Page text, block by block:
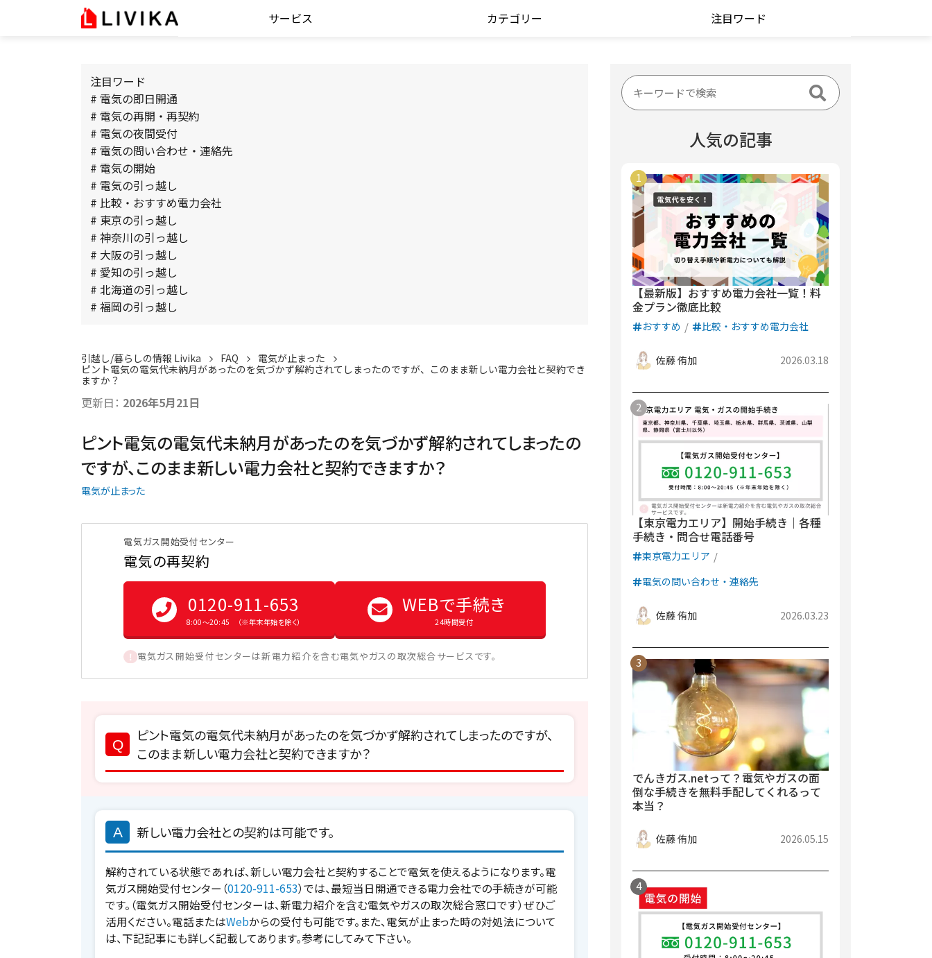
サービス カテゴリー 注目ワード
注目ワード
# 電気の即日開通
# 電気の再開・再契約
# 電気の夜間受付
# 電気の問い合わせ・連絡先
# 電気の開始
# 電気の引っ越し
# 比較・おすすめ電力会社
# 東京の引っ越し
# 神奈川の引っ越し
# 大阪の引っ越し
# 愛知の引っ越し
# 北海道の引っ越し
# 福岡の引っ越し
引越し/暮らしの情報 Livika FAQ
電気が止まった
ピント電気の電気代未納月があったのを気づかず解約されてしまったのですが、このまま新しい電力会社と契約でき
ますか？
更新日： 2026年5月21日
ピント電気の電気代未納月があったのを気づかず解約されてしまったの
ですが、このまま新しい電力会社と契約できますか？
電気が止まった
電気ガス開始受付センター
電気の再契約
0120-911-653
8:00〜20:45 （※年末年始を除く）
WEBで手続き
24時間受付
電気ガス開始受付センターは新電力紹介を含む電気やガスの取次総合サービスです。
ピント電気の電気代未納月があったのを気づかず解約されてしまったのですが、
このまま新しい電力会社と契約できますか？
新しい電力会社との契約は可能です。
解約されている状態であれば、新しい電力会社と契約することで電気を使えるようになります。電
気ガス開始受付センター（0120-911-653）では、最短当日開通できる電力会社での手続きが可能
です。（電気ガス開始受付センターは、新電力紹介を含む電気やガスの取次総合窓口です）ぜひご
活用ください。電話またはWebからの受付も可能です。また、電気が止まった時の対処法について
は、下記記事にも詳しく記載してあります。参考にしてみて下さい。
人気の記事
【最新版】おすすめ電力会社一覧！料
金プラン徹底比較
おすすめ 比較・おすすめ電力会社
佐藤 侑加 2026.03.18
【東京電力エリア】開始手続き｜各種
手続き・問合せ電話番号
東京電力エリア
電気の問い合わせ・連絡先
佐藤 侑加 2026.03.23
でんきガス.netって？電気やガスの面
倒な手続きを無料手配してくれるって
本当？
佐藤 侑加 2026.05.15